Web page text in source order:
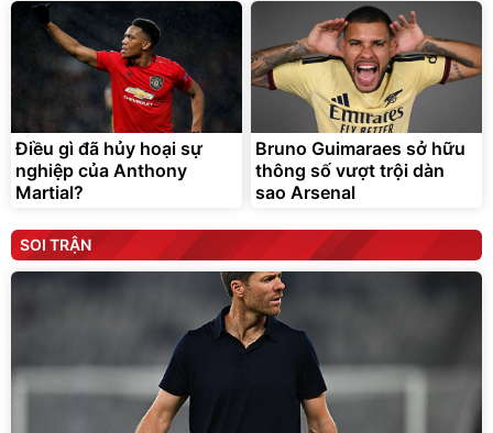
Điều gì đã hủy hoại sự
nghiệp của Anthony
Martial?
Bruno Guimaraes sở hữu
thông số vượt trội dàn
sao Arsenal
SOI TRẬN